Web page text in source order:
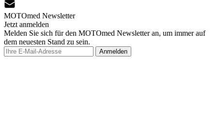
MOTOmed Newsletter
Jetzt anmelden
Melden Sie sich für den MOTOmed Newsletter an, um immer auf
dem neuesten Stand zu sein.
Anmelden